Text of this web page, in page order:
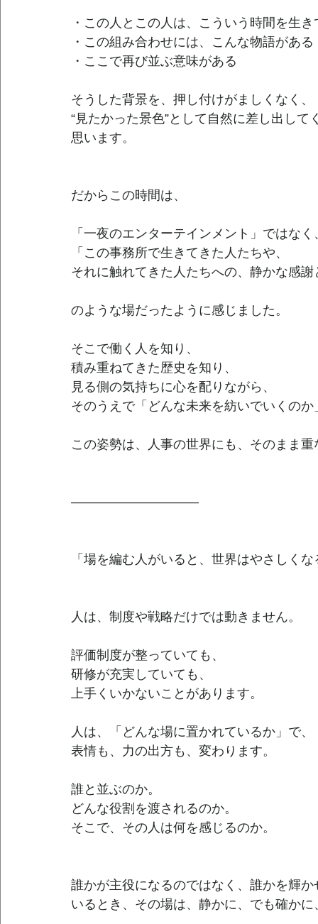
・この人とこの人は、こういう時間を生き
・この組み合わせには、こんな物語がある
・ここで再び並ぶ意味がある
そうした背景を、押し付けがましくなく、
“見たかった景色”として自然に差し出して
思います。
だからこの時間は、
「一夜のエンターテインメント」ではなく
「この事務所で生きてきた人たちや、
それに触れてきた人たちへの、静かな感謝
のような場だったように感じました。
そこで働く人を知り、
積み重ねてきた歴史を知り、
見る側の気持ちに心を配りながら、
そのうえで「どんな未来を紡いでいくのか
この姿勢は、人事の世界にも、そのまま
――――――――――
「場を編む人がいると、世界はやさしくな
人は、制度や戦略だけでは動きません。
評価制度が整っていても、
研修が充実していても、
上手くいかないことがあります。
人は、「どんな場に置かれているか」で、
表情も、力の出方も、変わります。
誰と並ぶのか。
どんな役割を渡されるのか。
そこで、その人は何を感じるのか。
誰かが主役になるのではなく、誰かを輝
いるとき、その場は、静かに、でも確か